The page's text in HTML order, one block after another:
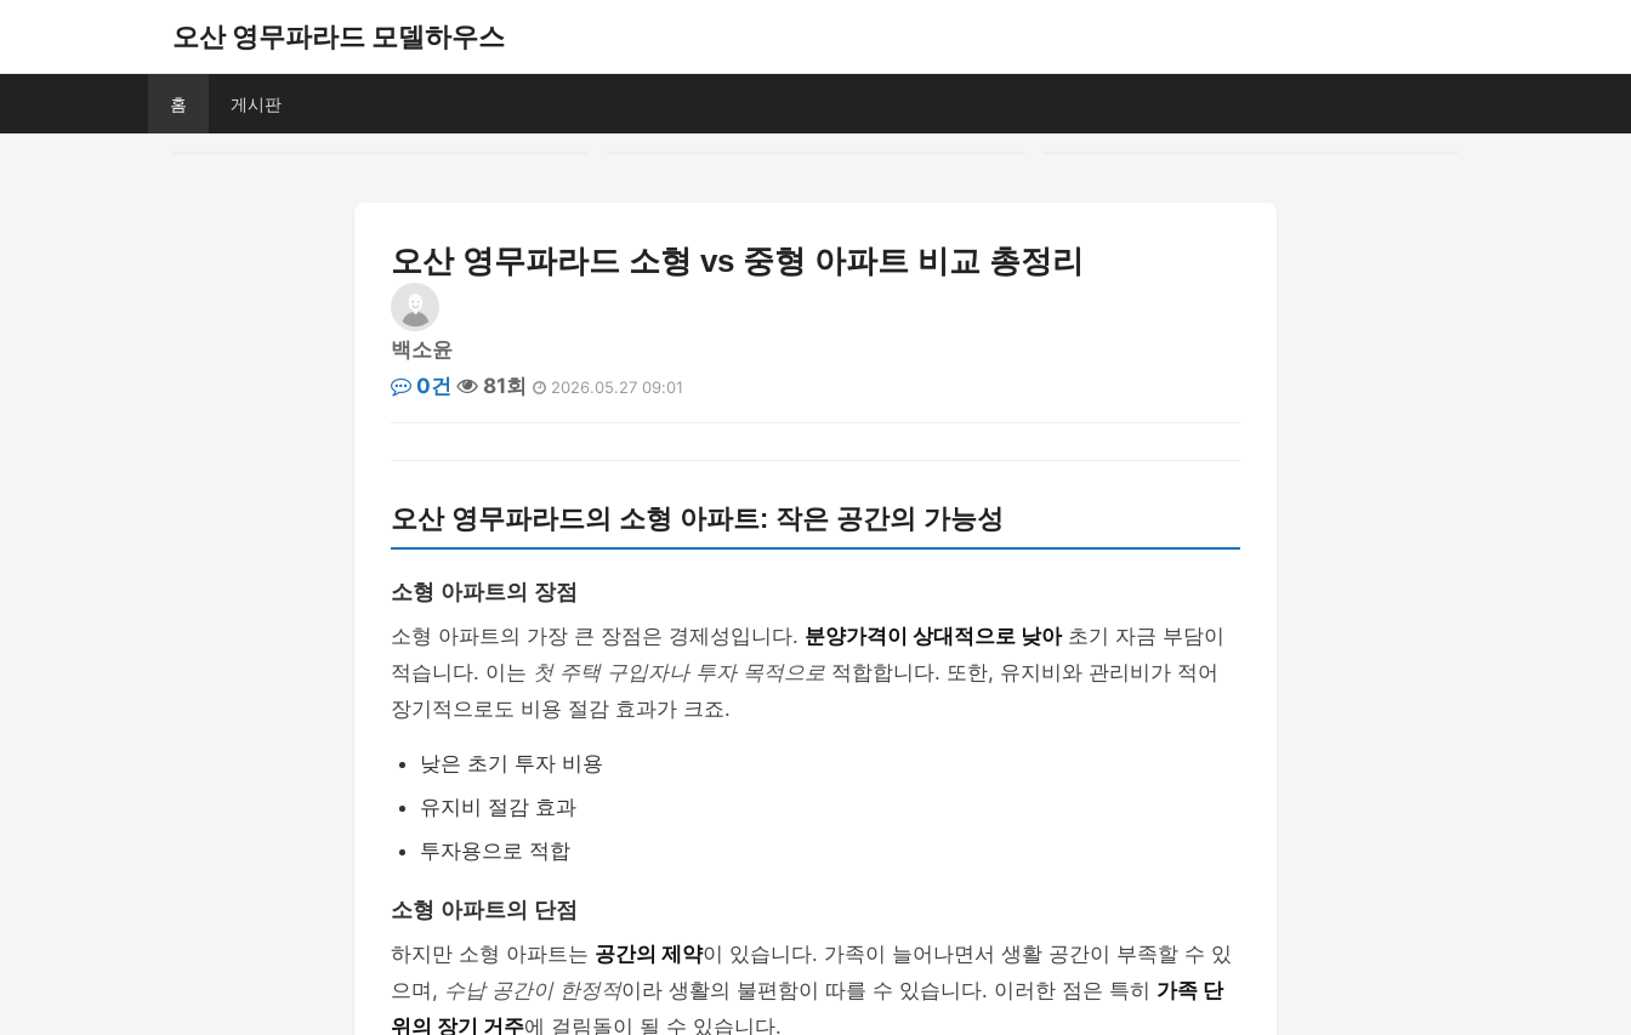
오산 영무파라드 모델하우스
홈 게시판
오산 영무파라드 소형 vs 중형 아파트 비교 총정리
백소윤
0건
81회 2026.05.27 09:01
오산 영무파라드의 소형 아파트: 작은 공간의 가능성
소형 아파트의 장점
소형 아파트의 가장 큰 장점은 경제성입니다. 분양가격이 상대적으로 낮아초기 자금 부담이
적습니다. 이는 첫 주택 구입자나 투자 목적으로 적합합니다. 또한, 유지비와 관리비가 적어
장기적으로도 비용 절감 효과가 크죠.
낮은 초기 투자 비용
유지비 절감 효과
투자용으로 적합
소형 아파트의 단점
하지만 소형 아파트는 공간의 제약이 있습니다. 가족이 늘어나면서 생활 공간이 부족할 수 있
으며, 수납 공간이 한정적이라 생활의 불편함이 따를 수 있습니다. 이러한 점은 특히 가족 단
위의 장기 거주에 걸림돌이 될 수 있습니다.